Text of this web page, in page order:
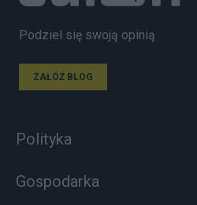
Podziel się swoją opinią
ZAŁÓŻ BLOG
Polityka
Gospodarka